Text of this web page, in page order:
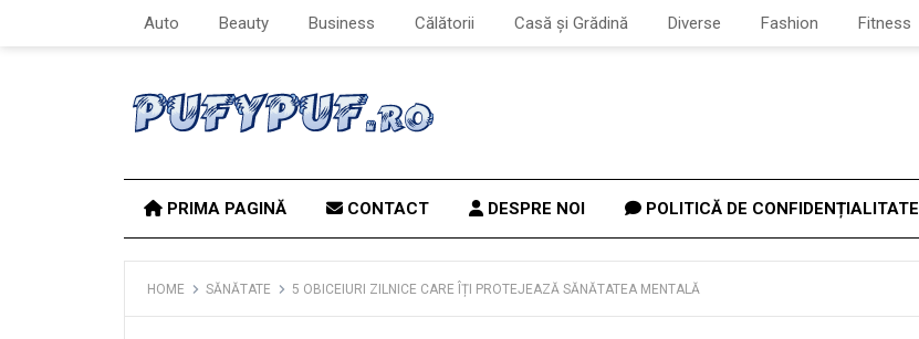
Auto Beauty Business Călătorii Casă și Grădină Diverse Fashion Fitness
PRIMA PAGINĂ CONTACT DESPRE NOI POLITICĂ DE CONFIDENȚIALITATE
HOME SĂNĂTATE 5 OBICEIURI ZILNICE CARE ÎȚI PROTEJEAZĂ SĂNĂTATEA MENTALĂ